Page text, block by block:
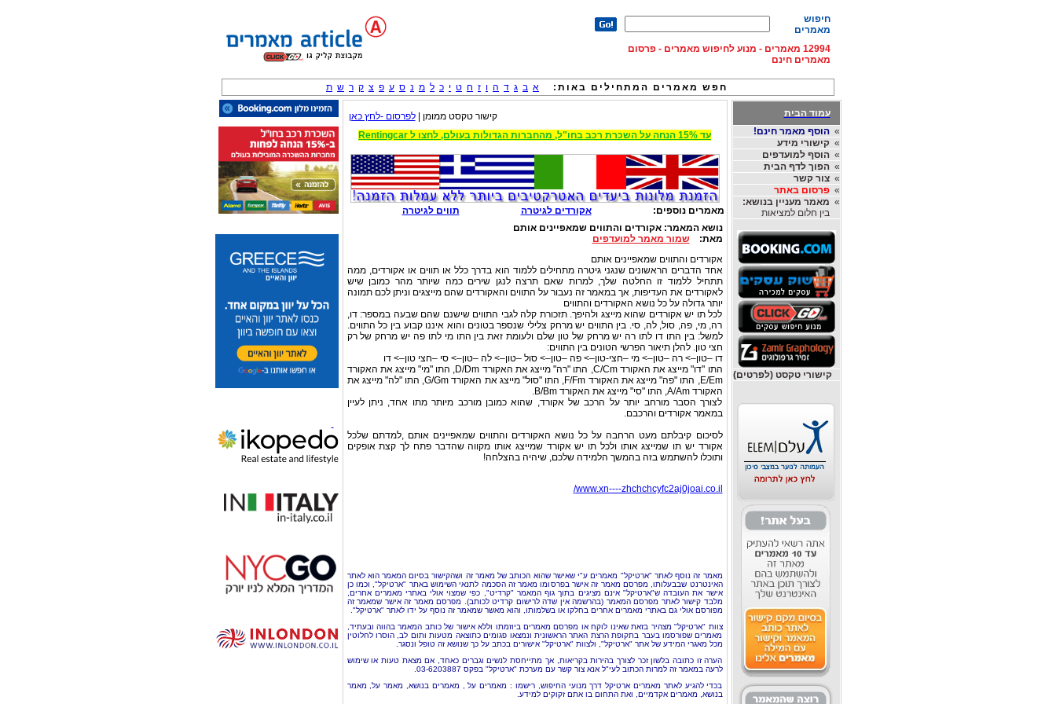
חיפוש
מאמרים
12994 מאמרים - מנוע לחיפוש מאמרים - פרסום
מאמרים חינם
חפש מאמרים המתחילים באות: א ב ג ד ה ו ז ח ט י כ ל מ נ ס ע פ צ ק ר ש ת
עמוד הבית
»הוסף מאמר חינם!
»קישורי מידע
»הוסף למועדפים
»הפוך לדף הבית
»צור קשר
»פרסום באתר
» מאמר מעניין בנושא:
בין חלום למציאות
קישורי טקסט (לפרטים)
קישור טקסט ממומן |לפרסום -לחץ כאן
עד 15% הנחה על השכרת רכב בחו"ל, מהחברות הגדולות בעולם, לחצו ל Rentingcar
מאמרים נוספים: אקורדים לגיטרה
תווים לגיטרה
נושא המאמר:
‎אקורדים והתווים שמאפיינים אותם
מאת:
שמור מאמר למועדפים
‎אקורדים והתווים שמאפיינים אותם
‎אחד הדברים הראשונים שנגני גיטרה מתחילים ללמוד הוא בדרך כלל או תווים או אקורדים, ממה
תתחיל ללמוד זו החלטה שלך, למרות שאם תרצה לנגן שירים כמה שיותר מהר כמובן שיש
לאקורדים את העדיפות, אך במאמר זה נעבור על התווים והאקורדים שהם מייצגים וניתן לכם תמונה
יותר גדולה על כל נושא האקורדים והתווים
‎לכל תו יש אקורדים שהוא מייצג ולהיפך. תזכורת קלה לגבי התווים שישנם שהם שבעה במספר: דו,
רה, מי, פה, סול, לה, סי. בין התווים יש מרחק צלילי שנספר בטונים והוא איננו קבוע בין כל התווים.
למשל: בין התו דו לתו רה יש מרחק של טון שלם ולעומת זאת בין התו מי לתו פה יש מרחק של רק
חצי טון. להלן תיאור הפרשי הטונים בין התווים:
‎דו –טון–> רה –טון–> מי –חצי-טון–> פה –טון–> סול –טון–> לה –טון–> סי –חצי טון–> דו
‎התו "דו" מייצג את האקורד C/Cm, התו "רה" מייצג את האקורד D/Dm, התו "מי" מייצג את האקורד
E/Em, התו "פה" מייצג את האקורד F/Fm, התו "סול" מייצג את האקורד G/Gm, התו "לה" מייצג את
האקורד A/Am, התו "סי" מייצג את האקורד B/Bm.
‎לצורך הסבר מורחב יותר על הרכב של אקורד, שהוא כמובן מורכב מיותר מתו אחד, ניתן לעיין
במאמר אקורדים והרכבם.
‎לסיכום קיבלתם מעט הרחבה על כל נושא האקורדים והתווים שמאפיינים אותם ,למדתם שלכל
אקורד יש תו שמייצג אותו ולכל תו יש אקורד שמייצג אותו מקווה שהדבר פתח לך קצת אופקים
ותוכלו להשתמש בזה בהמשך הלמידה שלכם, שיהיה בהצלחה!
www.xn----zhchchcyfc2aj0joai.co.il/
מאמר זה נוסף לאתר "ארטיקל" מאמרים ע"ישאישר שהוא הכותב של מאמר זה ושהקישור בסיום המאמר הוא לאתר
האינטרנט שבבעלותו, מפרסם מאמר זה אישר בפרסומו מאמר זה הסכמה לתנאי השימוש באתר "ארטיקל", וכמו כן
אישר את העובדה ש"ארטיקל" אינם מציגים בתוך גוף המאמר "קרדיט", כפי שמצוי אולי באתרי מאמרים אחרים,
מלבד קישור לאתר מפרסם המאמר (בהרשמה אין שדה לרישום קרדיט לכותב). מפרסם מאמר זה אישר שמאמר זה
מפורסם אולי גם באתרי מאמרים אחרים בחלקו או בשלמותו, והוא מאשר שמאמר זה נוסף על ידו לאתר "ארטיקל".
צוות "ארטיקל" מצהיר בזאת שאינו לוקח או מפרסם מאמרים ביוזמתו וללא אישור של כותב המאמר בהווה ובעתיד,
מאמרים שפורסמו בעבר בתקופת הרצת האתר הראשונית ונמצאו פגומים כתוצאה מטעות ותום לב, הוסרו לחלוטין
מכל מאגרי המידע של אתר "ארטיקל", ולצוות "ארטיקל" אישורים בכתב על כך שנושא זה טופל ונסגר.
הערה זו כתובה בלשון זכר לצורך בהירות בקריאות, אך מתייחסת לנשים וגברים כאחד, אם מצאת טעות או שימוש
לרעה במאמר זה למרות הכתוב לעי"ל אנא צור קשר עם מערכת "ארטיקל" בפקס 03-6203887.
בכדי להגיע לאתר מאמרים ארטיקל דרך מנועי החיפוש, רישמו : מאמרים על , מאמרים בנושא, מאמר על, מאמר
בנושא, מאמרים אקדמיים, ואת התחום בו אתם זקוקים למידע.